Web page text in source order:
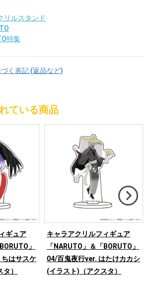
リルスタンド
特集
く表記 (返品など)
ている商品
ギュア
」
はサスケ
）
キャラアクリルフィギュア
「NARUTO」＆「BORUTO」
04/百鬼夜行ver. はたけカカシ
(イラスト)（アクスタ）